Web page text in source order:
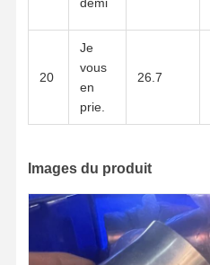
20
Je
vous
en
prie.
26.7
Images du produit